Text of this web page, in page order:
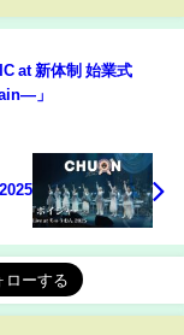
at 新体制 始業式
」